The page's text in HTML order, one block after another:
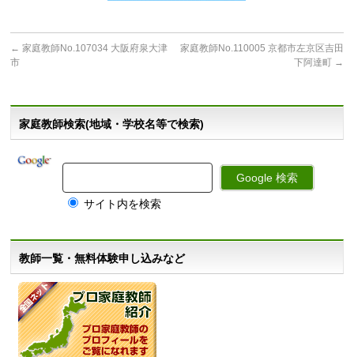
← 家庭教師No.107034 大阪府泉大津
市
家庭教師No.110005 京都市左京区吉田
下阿達町 →
家庭教師検索(地域・学校名等で検索)
サイト内を検索
教師一覧・無料体験申し込みなど